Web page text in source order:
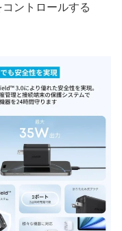
ントロールする